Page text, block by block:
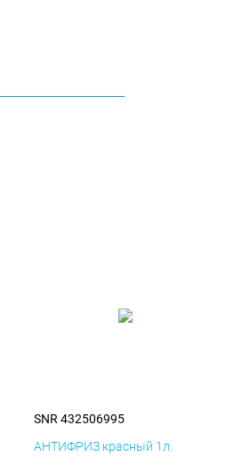
SNR 432506995
АНТИФРИЗ красный 1л.